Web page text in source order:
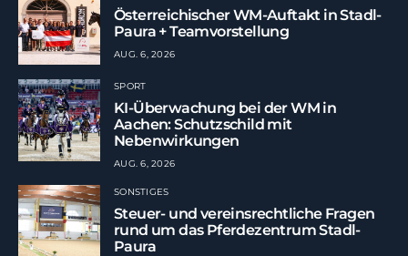
Österreichischer WM-Auftakt in Stadl-
Paura + Teamvorstellung
AUG. 6, 2026
SPORT
KI-Überwachung bei der WM in
Aachen: Schutzschild mit
Nebenwirkungen
AUG. 6, 2026
SONSTIGES
Steuer- und vereinsrechtliche Fragen
rund um das Pferdezentrum Stadl-
Paura